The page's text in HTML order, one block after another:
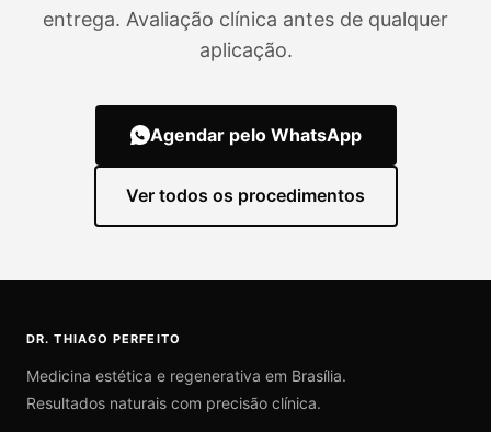
entrega. Avaliação clínica antes de qualquer
aplicação.
Agendar pelo WhatsApp
Ver todos os procedimentos
DR. THIAGO PERFEITO
Medicina estética e regenerativa em Brasília.
Resultados naturais com precisão clínica.